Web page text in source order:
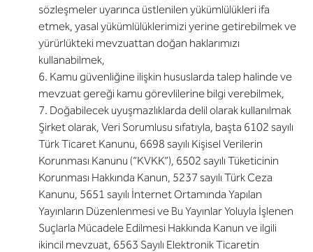
sözleşmeler uyarınca üstlenilen yükümlülükleri ifa
etmek, yasal yükümlülüklerimizi yerine getirebilmek ve
yürürlükteki mevzuattan doğan haklarımızı
kullanabilmek,
6. Kamu güvenliğine ilişkin hususlarda talep halinde ve
mevzuat gereği kamu görevlilerine bilgi verebilmek,
7. Doğabilecek uyuşmazlıklarda delil olarak kullanılmak
Şirket olarak, Veri Sorumlusu sıfatıyla, başta 6102 sayılı
Türk Ticaret Kanunu, 6698 sayılı Kişisel Verilerin
Korunması Kanunu (“KVKK”), 6502 sayılı Tüketicinin
Korunması Hakkında Kanun, 5237 sayılı Türk Ceza
Kanunu, 5651 sayılı İnternet Ortamında Yapılan
Yayınların Düzenlenmesi ve Bu Yayınlar Yoluyla İşlenen
Suçlarla Mücadele Edilmesi Hakkında Kanun ve ilgili
ikincil mevzuat, 6563 Sayılı Elektronik Ticaretin